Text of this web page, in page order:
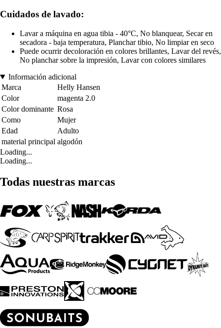
Cuidados de lavado:
Lavar a máquina en agua tibia - 40°C, No blanquear, Secar en
secadora - baja temperatura, Planchar tibio, No limpiar en seco
Puede ocurrir decoloración en colores brillantes, Lavar del revés,
No planchar sobre la impresión, Lavar con colores similares
Información adicional
Marca
Helly Hansen
Color
magenta 2.0
Color dominante Rosa
Como
Mujer
Edad
Adulto
material principal algodón
Loading...
Loading...
Todas nuestras marcas